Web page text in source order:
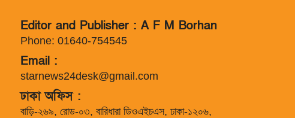
Editor and Publisher : A F M Borhan
Phone: 01640-754545
Email :
starnews24desk@gmail.com
ঢাকা অফিস :
বাড়ি-২৬৯, রোড-০৩, বারিধারা ডিওএইচএস, ঢাকা-১২০৬,